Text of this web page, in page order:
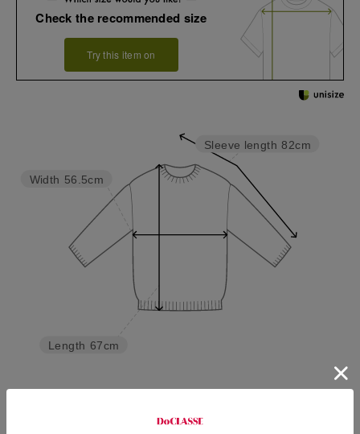
Check the recommended size
Try this item on
Sleeve length 82cm
Length 67cm
Width 56.5cm
L